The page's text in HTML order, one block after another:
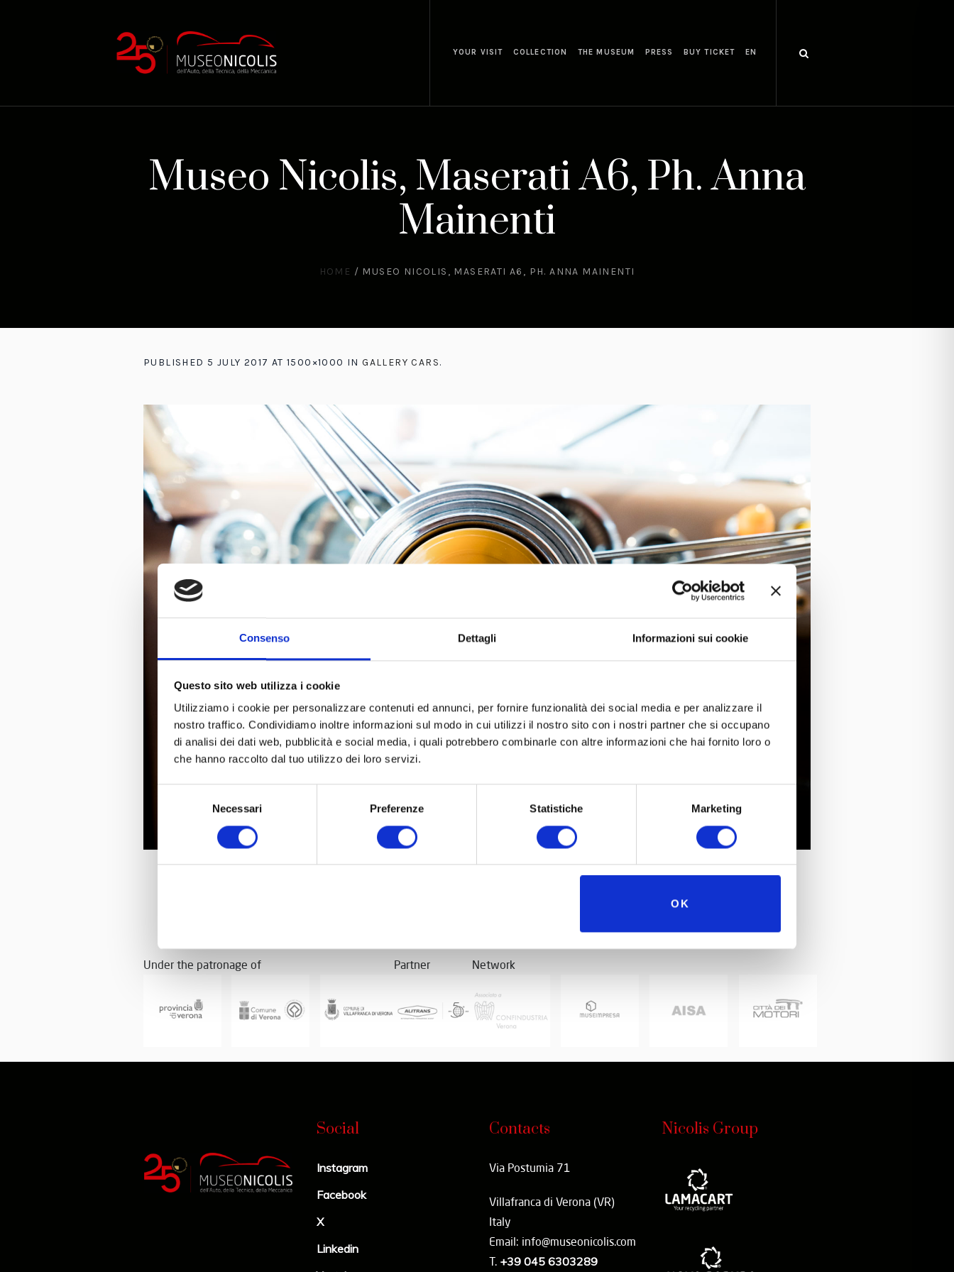
Consenso Dettagli Informazioni sui cookie
Questo sito web utilizza i cookie
Utilizziamo i cookie per personalizzare contenuti ed annunci, per fornire funzionalità dei social media e per analizzare il
nostro traffico. Condividiamo inoltre informazioni sul modo in cui utilizzi il nostro sito con i nostri partner che si occupano
di analisi dei dati web, pubblicità e social media, i quali potrebbero combinarle con altre informazioni che hai fornito loro o
che hanno raccolto dal tuo utilizzo dei loro servizi.
Necessari Preferenze Statistiche Marketing
OK
YOUR VISIT COLLECTION THE MUSEUM PRESS BUY TICKET EN
Museo Nicolis, Maserati A6, Ph. Anna
Mainenti
HOME / MUSEO NICOLIS, MASERATI A6, PH. ANNA MAINENTI
PUBLISHED 5 JULY 2017 AT 1500×1000 INGALLERY CARS.
Under the patronage of Partner Network
Social
Instagram
Facebook
X
Linkedin
Contacts
Via Postumia 71
Villafranca di Verona (VR)
Italy
Email: info@museonicolis.com
T. +39 045 6303289
Nicolis Group